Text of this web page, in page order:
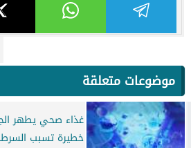
موضوعات متعلقة
غذاء صحي يطهر
خطيرة تسبب